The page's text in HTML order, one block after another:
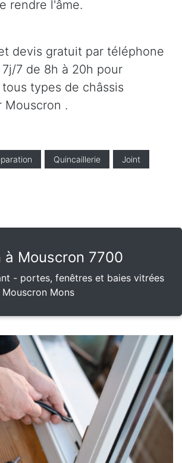
rendre l'âme.
devis gratuit par téléphone
7 de 8h à 20h pour
types de châssis
Mouscron .
Quincaillerie Joint
à Mouscron 7700
- portes, fenêtres et baies vitrées
Mons